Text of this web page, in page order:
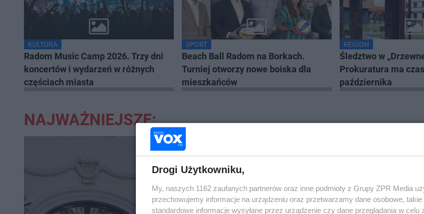
KULTURA
Radom Music Camp 2026. Trzy dni
koncertów i wydarzeń w różnych
częściach miasta
SPORT
Beach Ball Radom na Borkach.
Turniej otworzy nowe boiska dla
mieszkańców
REGION
Śledztwo w
Prokuratura ma
października
NAJWAŻNIEJSZE:
NASZ PATRONAT
Drogi Użytkowniku,
My, naszych 1162 zaufanych partnerów oraz inne podmioty z Grupy ZPR Media
przechowujemy informacje na urządzeniu oraz przetwarzamy dane osobowe,
standardowe informacje wysyłane przez urządzenie czy dane przeglądania w celu